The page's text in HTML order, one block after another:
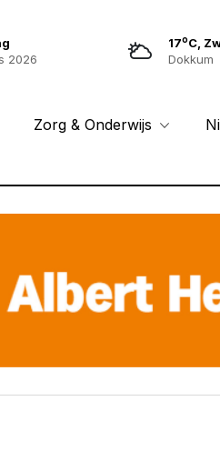
2026
17oC,
Dokkum
Zorg & Onderwijs